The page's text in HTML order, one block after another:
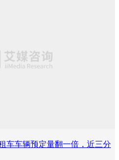
车车辆预定量翻一倍，近三分